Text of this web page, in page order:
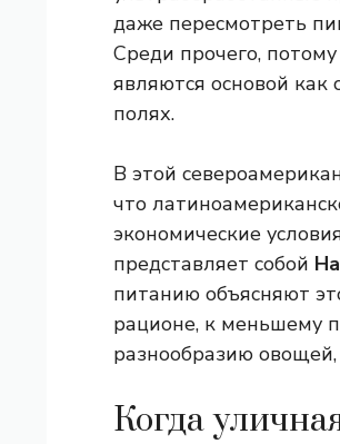
даже пересмотреть
Среди прочего,
являются основой
полях.
В этой
что
экономические
представляет собой
питанию объясняют
рационе, к меньшему
разнообразию
Когда